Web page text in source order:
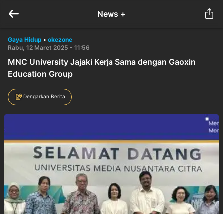
News +
Gaya Hidup • okezone
Rabu, 12 Maret 2025 - 11:56
MNC University Jajaki Kerja Sama dengan Gaoxin
Education Group
Dengarkan Berita